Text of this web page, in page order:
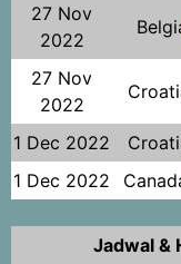
27 Nov
2022
27 Nov
2022
1 Dec 2022
1 Dec 2022
Jadwal &